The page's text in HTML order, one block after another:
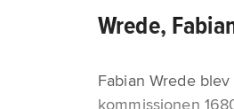
Wrede,
Fabian Wrede
kommissionen